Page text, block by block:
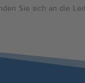
Sie sich an die